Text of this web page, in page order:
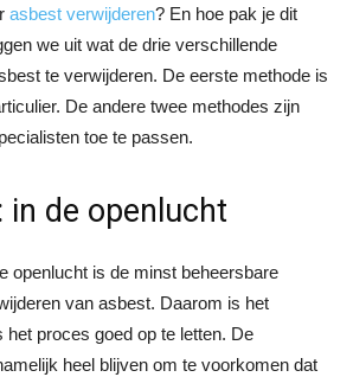
asbest verwijderen? En hoe pak je dit
we uit wat de drie verschillende
te verwijderen. De eerste methode is
De andere twee methodes zijn
toe te passen.
in de openlucht
openlucht is de minst beheersbare
van asbest. Daarom is het
het proces goed op te letten. De
heel blijven om te voorkomen dat